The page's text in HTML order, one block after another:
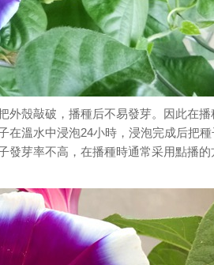
外殼敲破，播種后不易發芽。因此在
在溫水中浸泡24小時，浸泡完成后把
芽率不高，在播種時通常采用點播